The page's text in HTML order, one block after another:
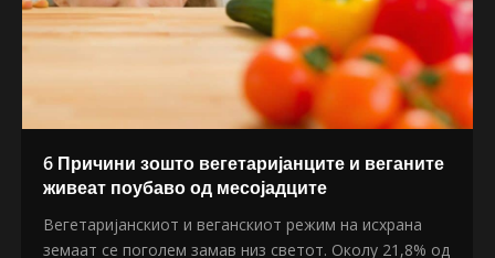
6 Причини зошто вегетаријанците и веганите
живеат поубаво од месојадците
Вегетаријанскиот и веганскиот режим на исхрана
земаат се поголем замав низ светот. Околу 21,8% од